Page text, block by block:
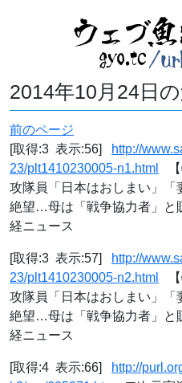
2014年10月24日
前のページ
[取得:3 表示:56]
http://
23/plt1410230005-n1.html
【
攻隊員「日本はおしまい」「
絶望…母は「戦争協力者」
経ニュース
[取得:3 表示:57]
http://
23/plt1410230005-n2.html
【
攻隊員「日本はおしまい」「
絶望…母は「戦争協力者」
経ニュース
[取得:4 表示:66]
http://